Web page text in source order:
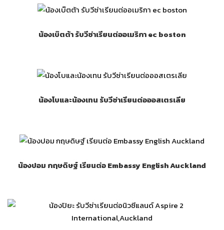
น้องเบ๊ตต้า รับวีซ่าเรียนต่ออเมริกา ec boston
น้องโบและน้องเทน รับวีซ่าเรียนต่อออสเตรเลีย
น้องปอม กฤษดิษฐ์ เรียนต่อ Embassy English Auckland